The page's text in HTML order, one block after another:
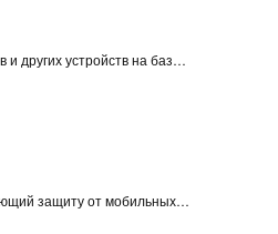
ESET Smart TV Security — это приложение для защиты телевизоров и других устройств на базе операционной системы Android TV
Panda Dome для Android – это бесплатный антивирус, обеспечивающий защиту от мобильных угроз. Включает функции аудитора конфиденциальности, родительский контроль, антивор и определитель местоположения